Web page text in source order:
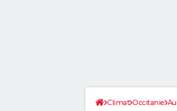
Climat Occitanie